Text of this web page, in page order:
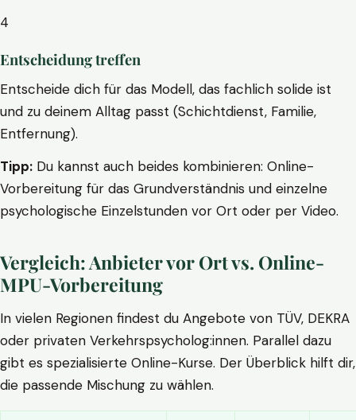
4
Entscheidung treffen
Entscheide dich für das Modell, das fachlich solide ist
und zu deinem Alltag passt (Schichtdienst, Familie,
Entfernung).
Tipp: Du kannst auch beides kombinieren: Online-
Vorbereitung für das Grundverständnis und einzelne
psychologische Einzelstunden vor Ort oder per Video.
Vergleich: Anbieter vor Ort vs. Online-
MPU-Vorbereitung
In vielen Regionen findest du Angebote von TÜV, DEKRA
oder privaten Verkehrspsycholog:innen. Parallel dazu
gibt es spezialisierte Online-Kurse. Der Überblick hilft dir,
die passende Mischung zu wählen.